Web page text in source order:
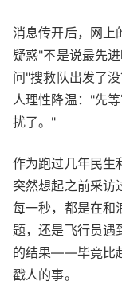
消息传开后，网上
疑惑"不是说最先
问"搜救队出发了
人理性降温："先
扰了。"
作为跑过几年民生
突然想起之前采访
每一秒，都是在和
题，还是飞行员遇
的结果——毕竟比
戳人的事。